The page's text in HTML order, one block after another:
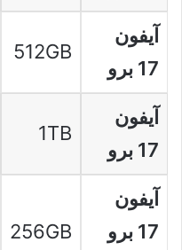
آيفون
17 برو
512GB
آيفون
17 برو
1TB
آيفون
17 برو
256GB